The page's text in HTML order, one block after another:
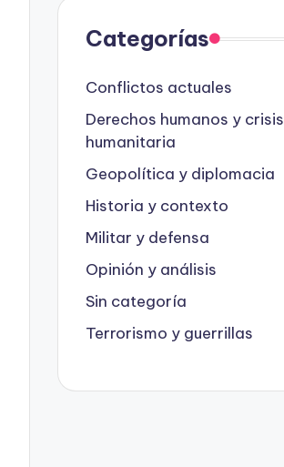
Categorías
Conflictos actuales
Derechos humanos y crisis
humanitaria
Geopolítica y diplomacia
Historia y contexto
Militar y defensa
Opinión y análisis
Sin categoría
Terrorismo y guerrillas